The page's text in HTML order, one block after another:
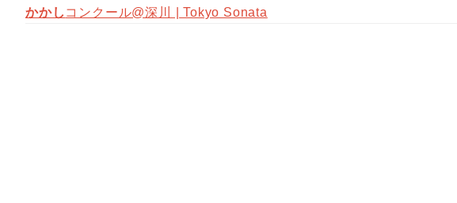
かかし コンクール@深川 | Tokyo Sonata